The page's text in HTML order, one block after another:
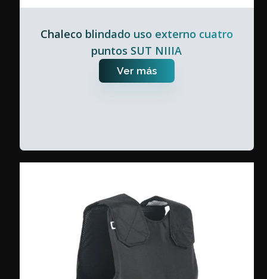
Chaleco blindado uso externo cuatro
puntos SUT NIIIA
Ver más